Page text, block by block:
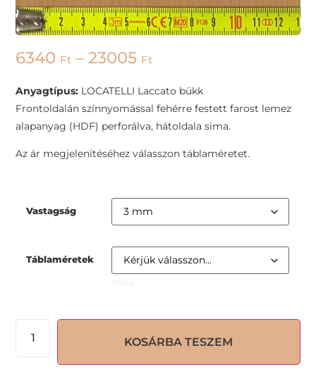
6340 Ft – 23005 Ft
Anyagtípus: LOCATELLI Laccato bükk
Frontoldalán színnyomással fehérre festett farost lemez
alapanyag (HDF) perforálva, hátoldala sima.
Az ár megjelenítéséhez válasszon táblaméretet.
Vastagság
Táblaméretek
KOSÁRBA TESZEM